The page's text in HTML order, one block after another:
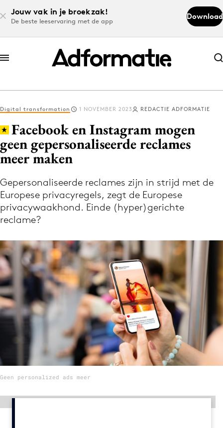
Jouw vak in je broekzak!
De beste leeservaring met de app
Download
Abonneer nu
Abonneer nu
Log in
Volg het laatste nieuws via de Adformatie
Nieuws app
Menu
Home
9 sept: GenAI-training
12 nov: MarketingLive!
Events
Opleidingen
Digital transformation 1 NOVEMBER 2023 REDACTIE ADFORMATIE
Facebook en Instagram mogen
geen gepersonaliseerde reclames
meer maken
Gepersonaliseerde reclames zijn in strijd met de
Europese privacyregels, zegt de Europese
privacywaakhond. Einde (hyper)gerichte
reclame?
Geen personalized ads meer